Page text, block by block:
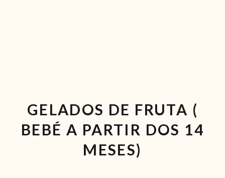
GELADOS DE FRUTA (
BEBÉ A PARTIR DOS 14
MESES)